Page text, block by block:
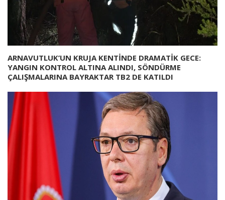
ARNAVUTLUK’UN KRUJA KENTİNDE DRAMATİK GECE:
YANGIN KONTROL ALTINA ALINDI, SÖNDÜRME
ÇALIŞMALARINA BAYRAKTAR TB2 DE KATILDI